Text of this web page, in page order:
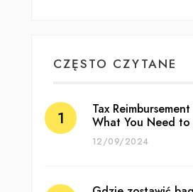
CZĘSTO CZYTANE
Tax
What You Need to
12/09/2024